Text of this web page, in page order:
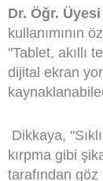
Dr. Öğr.
kullanımının
"Tablet, akıllı
dijital ekran
Dikkaya,
kırpma gibi
tarafından